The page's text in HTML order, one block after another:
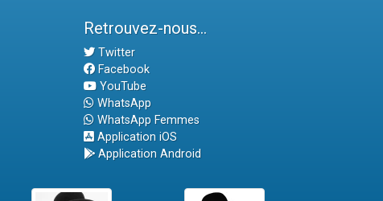
Retrouvez-nous...
Twitter
Facebook
YouTube
WhatsApp
WhatsApp Femmes
Application iOS
Application Android